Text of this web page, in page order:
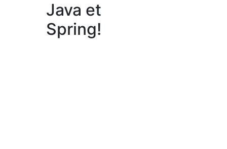
Java et
Spring!